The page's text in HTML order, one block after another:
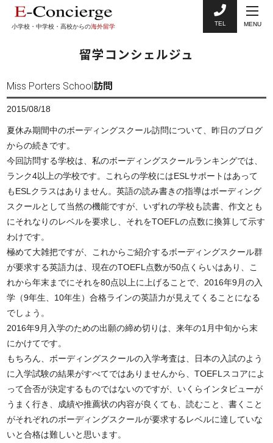
小学校・中学校・高校からの海外留学 TEL MENU
留学コンシェルジュ
Miss Porters School訪問
2015/08/18
夏休み期間中のボーディングスクール訪問について、昨日のブログ
からの続きです。
今回訪問する学校は、私のボーディングスクールランキングでは、
ランク4以上の学校です。これらの学校にはESLサポートはあって
もESLクラスはありません。英語の読み書きの指導はボーディング
スクールとして当然の機能ですが、いずれの学校も読書、作文とも
にそれなりのレベルを要求し、それをTOEFLの点数に換算して示す
わけです。
極めて大雑把ですが、これからご紹介するボーディングスクール群
が要求する英語力は、現在のTOEFL点数が50点くらいはあり、こ
れから年末までにそれを80点以上に上げることで、2016年9月の入
学（9年生、10年生）合格ラインの英語力が見えてくることになる
でしょう。
2016年9月入学のための出願の締め切りは、来年の1月中旬から末
にかけてです。
もちろん、ボーディングスクールの入学考査は、日本の入試のよう
に入学試験の結果がすべてではありませんから、TOEFLスコアによ
って合否が決定するものではないのですが、いくらインタビューが
うまく行き、成績や推薦状の内容が良くても、読むこと、書くこと
がそれぞれのボーディングスクールが要求するレベルに達していな
いと合格は難しいと思います。